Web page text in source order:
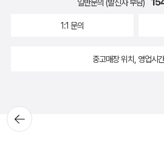
뒤로가
기
일반문의 (발신자 부담)
1:1 문의
중고매장 위치, 영업시